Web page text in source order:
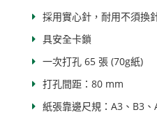
採用實心針，耐用不須換
具安全卡鎖
一次打孔 65 張 (70g紙)
打孔間距：80 mm
紙張靠邊尺規：A3、B3